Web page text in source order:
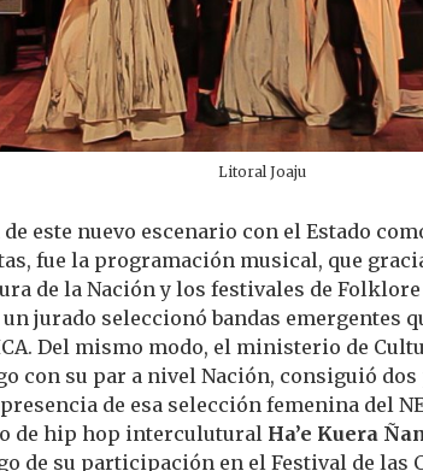
Litoral Joaju
este nuevo escenario con el Estado
fue la programación musical, que
de la Nación y los festivales de Folklore
jurado seleccionó bandas emergentes
Del mismo modo, el ministerio de
con su par a nivel Nación, consiguió
de esa selección femenina del
de hip hop interculutural Ha’e Kuera
de su participación en el Festival de las